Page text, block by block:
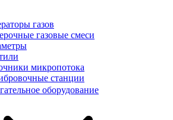
газов
газовые смеси
микропотока
станции
оборудование